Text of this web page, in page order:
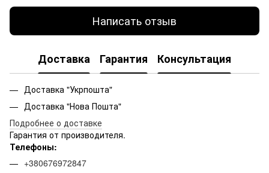
Написать отзыв
Доставка Гарантия Консультация
Доставка "Укрпошта"
Доставка "Нова Пошта"
Подробнее о доставке
Гарантия от производителя.
Телефоны:
+380676972847